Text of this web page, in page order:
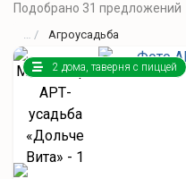
Подобрано 31 предложений
Агроусадьба
2 дома, таверня с пиццей